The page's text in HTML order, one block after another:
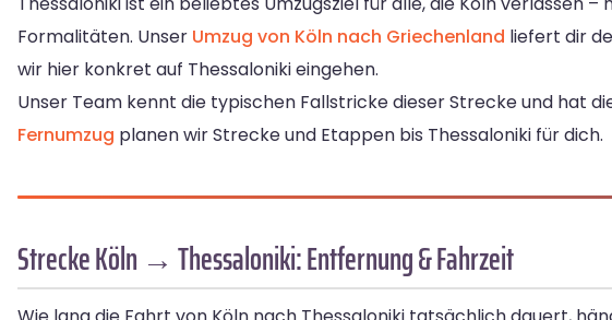
Formalitäten. Unser Umzug von Köln nach Griechenland liefert dir
wir hier konkret auf Thessaloniki eingehen.
Unser Team kennt die typischen Fallstricke dieser Strecke und hat
Fernumzug planen wir Strecke und Etappen bis Thessaloniki für dich.
Strecke Köln → Thessaloniki: Entfernung & Fahrzeit